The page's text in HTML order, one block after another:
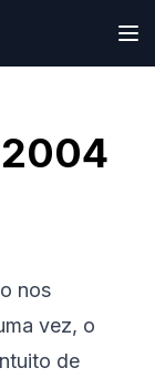
2004
nos
vez, o
de